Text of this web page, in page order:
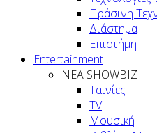
Πράσινη
Διάστημα
Επιστήμη
Entertainment
ΝΕΑ SHOWBIZ
Ταινίες
TV
Μουσική